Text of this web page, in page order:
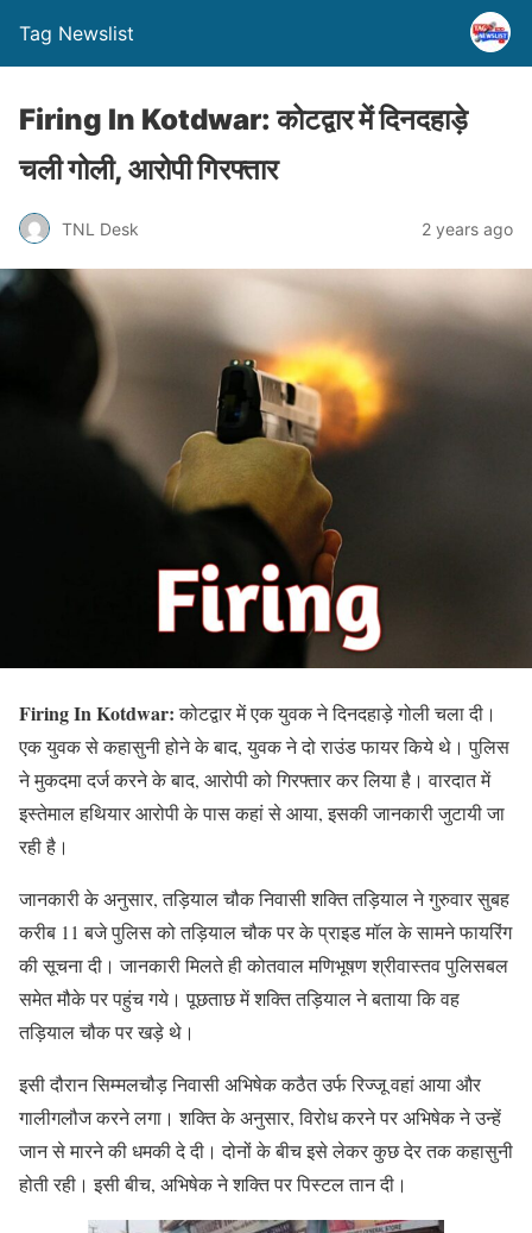
Tag Newslist
Firing In Kotdwar: कोटद्वार में दिनदहाड़े
चली गोली, आरोपी गिरफ्तार
TNL Desk 2 years ago
Firing In Kotdwar:कोटद्वार में एक युवक ने दिनदहाड़े गोली चला दी।
एक युवक से कहासुनी होने के बाद, युवक ने दो राउंड फायर किये थे। पुलिस
ने मुकदमा दर्ज करने के बाद, आरोपी को गिरफ्तार कर लिया है। वारदात में
इस्तेमाल हथियार आरोपी के पास कहां से आया, इसकी जानकारी जुटायी जा
रही है।
जानकारी के अनुसार, तड़ियाल चौक निवासी शक्ति तड़ियाल ने गुरुवार सुबह
करीब 11 बजे पुलिस को तड़ियाल चौक पर के प्राइड मॉल के सामने फायरिंग
की सूचना दी। जानकारी मिलते ही कोतवाल मणिभूषण श्रीवास्तव पुलिसबल
समेत मौके पर पहुंच गये। पूछताछ में शक्ति तड़ियाल ने बताया कि वह
तड़ियाल चौक पर खड़े थे।
इसी दौरान सिम्मलचौड़ निवासी अभिषेक कठैत उर्फ रिज्जू वहां आया और
गालीगलौज करने लगा। शक्ति के अनुसार, विरोध करने पर अभिषेक ने उन्हें
जान से मारने की धमकी दे दी। दोनों के बीच इसे लेकर कुछ देर तक कहासुनी
होती रही। इसी बीच, अभिषेक ने शक्ति पर पिस्टल तान दी।